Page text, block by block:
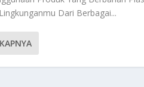
Dari Berbagai...